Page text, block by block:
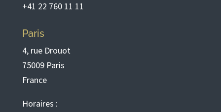
+41 22 760 11 11
Paris
4, rue Drouot
75009 Paris
France
Horaires :